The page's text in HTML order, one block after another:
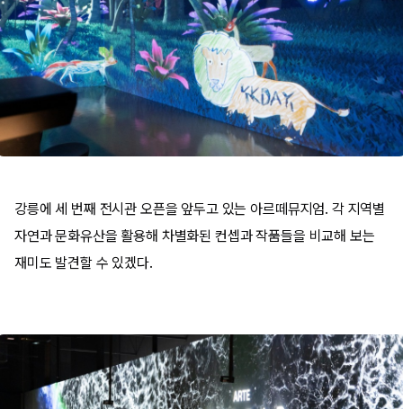
강릉에 세 번째 전시관 오픈을 앞두고 있는 아르떼뮤지엄. 각 지역별
자연과 문화유산을 활용해 차별화된 컨셉과 작품들을 비교해 보는
재미도 발견할 수 있겠다.